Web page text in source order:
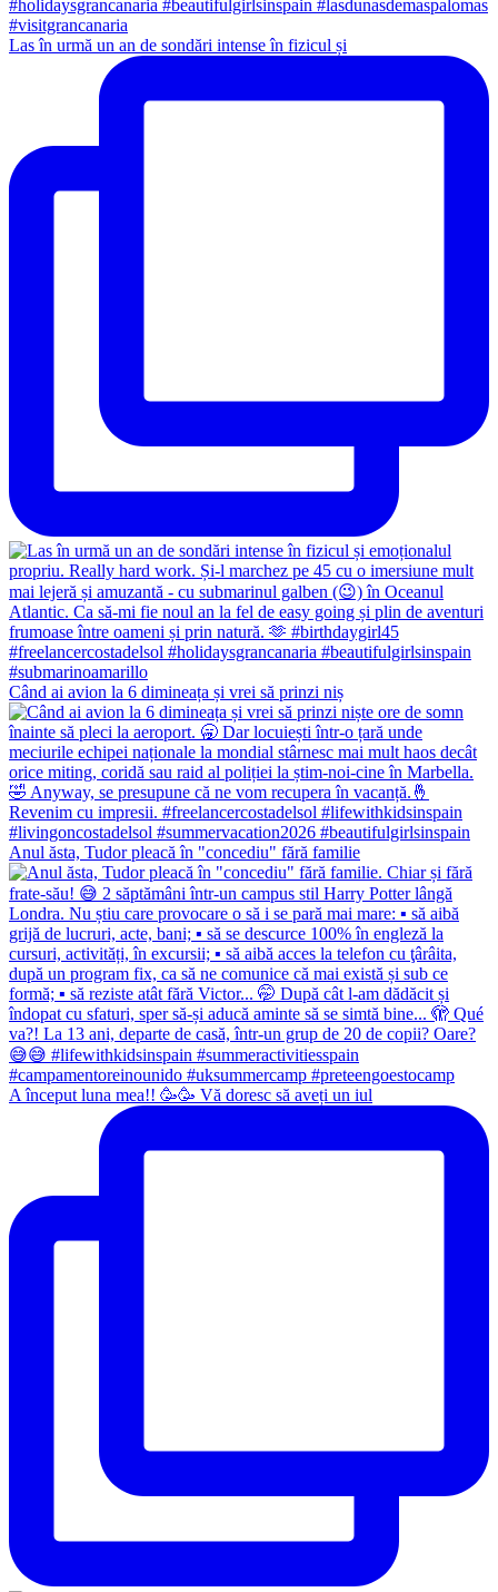
Las în urmă un an de sondări intense în fizicul și
Când ai avion la 6 dimineața și vrei să prinzi niș
Anul ăsta, Tudor pleacă în "concediu" fără familie
A început luna mea!! 🥳🥳 Vă doresc să aveți un iul